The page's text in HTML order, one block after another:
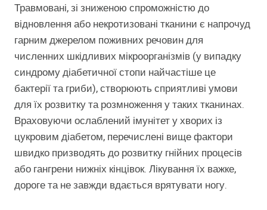
Травмовані, зі зниженою спроможністю до
відновлення або некротизовані тканини є напрочуд
гарним джерелом поживних речовин для
численних шкідливих мікроорганізмів (у випадку
синдрому діабетичної стопи найчастіше це
бактерії та гриби), створюють сприятливі умови
для їх розвитку та розмноження у таких тканинах.
Враховуючи ослаблений імунітет у хворих із
цукровим діабетом, перечислені вище фактори
швидко призводять до розвитку гнійних процесів
або гангрени нижніх кінцівок. Лікування їх важке,
дороге та не завжди вдається врятувати ногу.